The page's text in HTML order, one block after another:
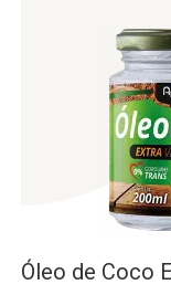
Óleo de Coco